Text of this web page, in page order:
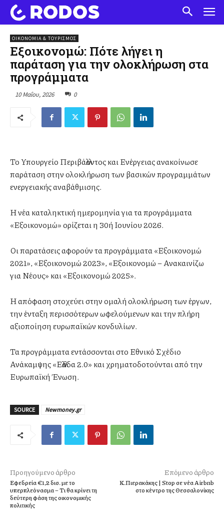
ΟΙΚΟΝΟΜΙΑ & ΤΟΥΡΙΣΜΟΣ
Εξοικονομώ: Πότε λήγει η
παράταση για την ολοκλήρωση στα
προγράμματα
10 Μαΐου, 2026 0
Το Υπουργείο Περιβάλλοντος και Ενέργειας ανακοίνωσε
παράταση στην ολοκλήρωση των βασικών προγραμμάτων
ενεργειακής αναβάθμισης.
Η νέα καταληκτική ημερομηνία για τα προγράμματα
«Εξοικονομώ» ορίζεται η 30ή Ιουνίου 2026.
Οι παρατάσεις αφορούν τα προγράμματα «Εξοικονομώ
2021», «Εξοικονομώ 2023», «Εξοικονομώ – Ανακαινίζω
για Νέους» και «Εξοικονομώ 2025».
Η απόφαση στοχεύει στην ομαλή ολοκλήρωση των έργων,
την ένταξη περισσότερων ωφελούμενων και την πλήρη
αξιοποίηση ευρωπαϊκών κονδυλίων.
Τα προγράμματα εντάσσονται στο Εθνικό Σχέδιο
Ανάκαμψης «Ελλάδα 2.0» και χρηματοδοτούνται από την
Ευρωπαϊκή Ένωση.
SOURCE Newmoney.gr
Προηγούμενο άρθρο
Eφεδρεία €1,2 δισ. με το
υπερπλεόνασμα – Τι θα κρίνει τη
δεύτερη φάση της οικονομικής
πολιτικής
Επόμενο άρθρο
K.Πιερακάκης | Stop σε νέα Airbnb
στο κέντρο της Θεσσαλονίκης